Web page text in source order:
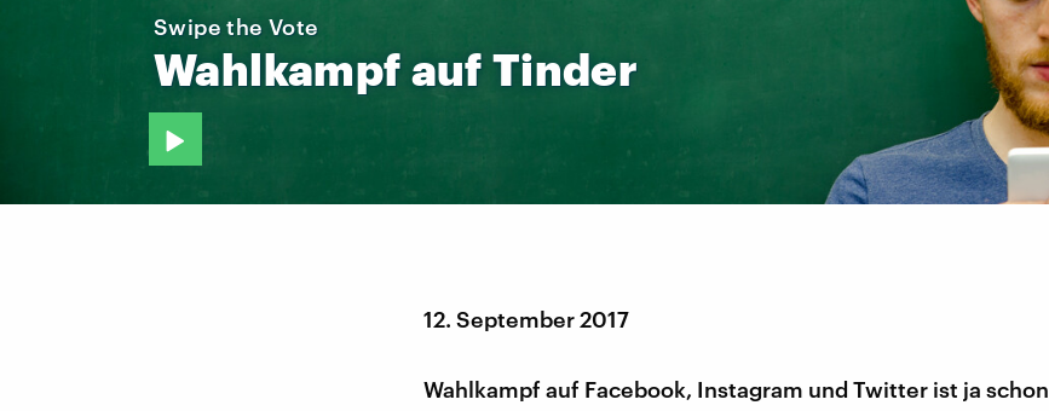
Swipe the Vote
Wahlkampf auf Tinder
12. September 2017
Wahlkampf auf Facebook, Instagram und Twitter ist ja schon